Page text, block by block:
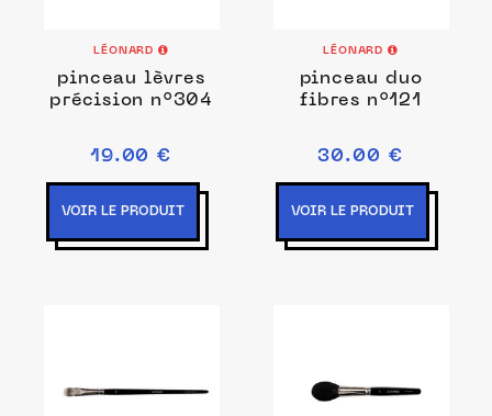
LÉONARD
pinceau lèvres
précision n°304
19.00 €
VOIR LE PRODUIT
LÉONARD
pinceau duo
fibres n°121
30.00 €
VOIR LE PRODUIT